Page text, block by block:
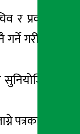
गरी यस्ता
रुपमा
र